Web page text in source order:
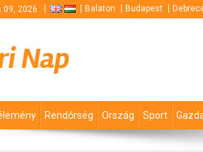
09, 2026 Balaton Budapest
Nap
Rendőrség Ország Sport